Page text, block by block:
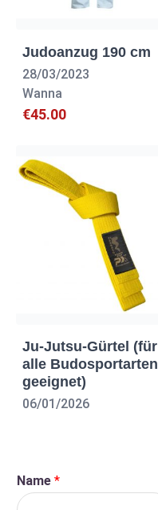
Judoanzug 190 cm
28/03/2023
Wanna
€45.00
Ju-Jutsu-Gürtel (für
alle Budosportarten
geeignet)
06/01/2026
Name *